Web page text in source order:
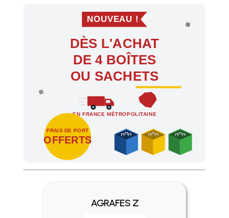
NOUVEAU !
DÈS L'ACHAT
DE 4 BOÎTES
OU SACHETS
EN FRANCE MÉTROPOLITAINE
FRAIS DE PORT
OFFERTS
Profitez des Frais de port offerts en France
AGRAFES Z